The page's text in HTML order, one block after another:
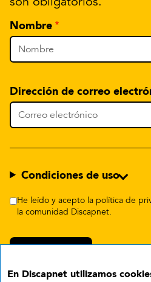
En Discapnet utilizamos
Nombre
Dirección de correo
Condiciones de uso
He leído y acepto la política de
la comunidad Discapnet.